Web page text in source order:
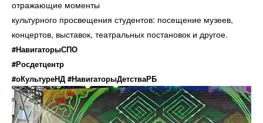
отражающие моменты
культурного просвещения студентов: посещение музеев,
концертов, выставок, театральных постановок и другое.
#НавигаторыСПО
#Росдетцентр
#оКультуреНД #НавигаторыДетстваРБ